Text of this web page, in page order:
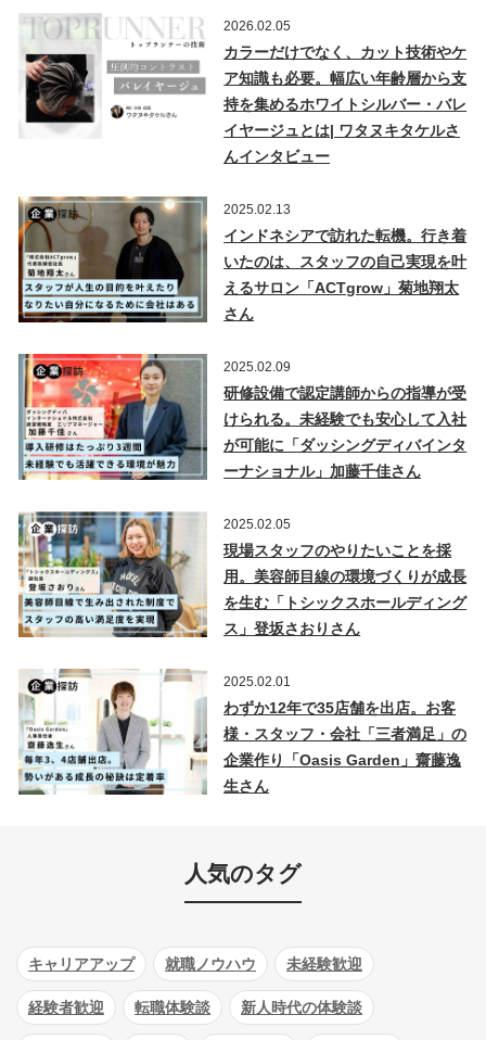
2026.02.05
カラーだけでなく、カット技術やケ
ア知識も必要。幅広い年齢層から支
持を集めるホワイトシルバー・バレ
イヤージュとは| ワタヌキタケルさ
んインタビュー
2025.02.13
インドネシアで訪れた転機。行き着
いたのは、スタッフの自己実現を叶
えるサロン「ACTgrow」菊地翔太
さん
2025.02.09
研修設備で認定講師からの指導が受
けられる。未経験でも安心して入社
が可能に「ダッシングディバインタ
ーナショナル」加藤千佳さん
2025.02.05
現場スタッフのやりたいことを採
用。美容師目線の環境づくりが成長
を生む「トシックスホールディング
ス」登坂さおりさん
2025.02.01
わずか12年で35店舗を出店。お客
様・スタッフ・会社「三者満足」の
企業作り「Oasis Garden」齋藤逸
生さん
人気のタグ
キャリアアップ 就職ノウハウ 未経験歓迎
経験者歓迎 転職体験談 新人時代の体験談